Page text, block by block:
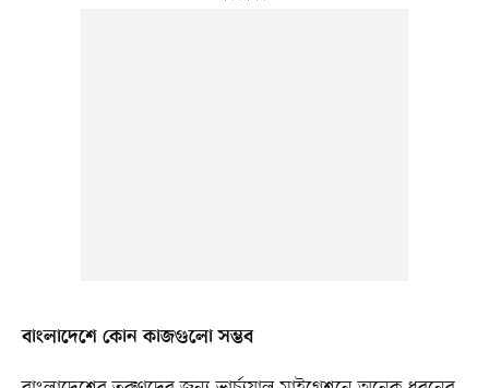
বাংলাদেশে কোন কাজগুলো সম্ভব